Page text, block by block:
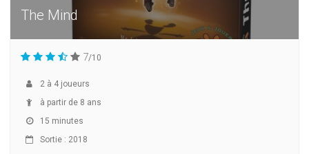
The Mind
7/10
2 à 4 joueurs
à partir de 8 ans
15 minutes
Sortie : 2018